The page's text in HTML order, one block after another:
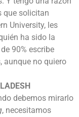
que solicitan
University, les
ha sido la
90% escribe
aunque no quiero
debemos mirarlo
, necesitamos